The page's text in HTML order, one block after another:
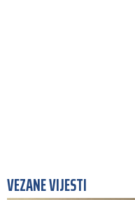
VEZANE VIJESTI